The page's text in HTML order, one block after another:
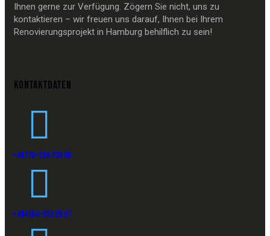
Ihnen gerne zur Verfügung. Zögern Sie nicht, uns zu
kontaktieren – wir freuen uns darauf, Ihnen bei Ihrem
Renovierungsprojekt in Hamburg behilflich zu sein!
KONTAKTDATEN
+49176-228 733 86
+494164-813 29 97